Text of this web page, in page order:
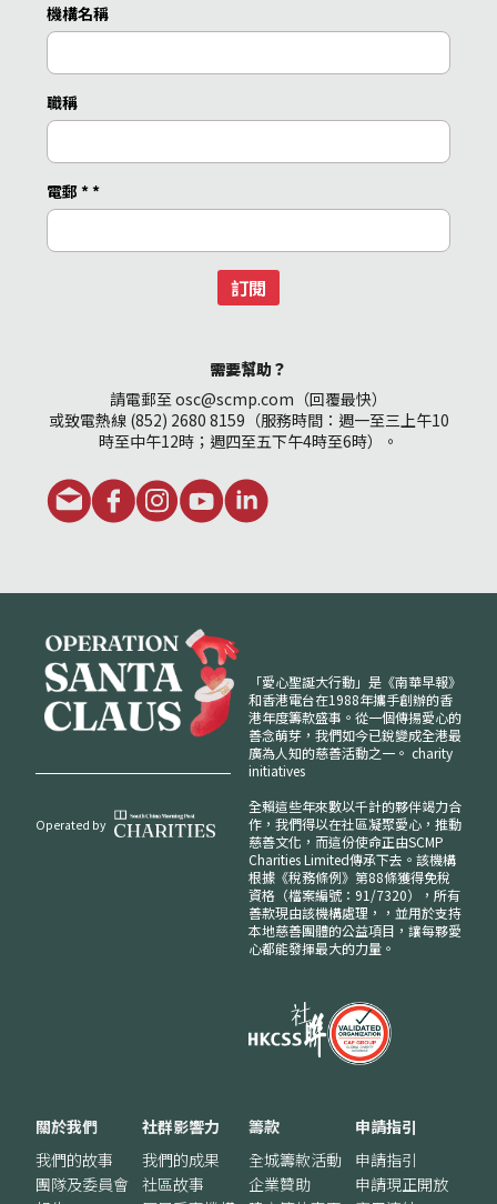
機構名稱
職稱
電郵 **
訂閱
需要幫助？
請電郵至 osc@scmp.com（回覆最快）
或致電熱線 (852) 2680 8159（服務時間：週一至三上午10
時至中午12時；週四至五下午4時至6時）。
Operated by
「愛心聖誕大行動」是《南華早報》
和香港電台在1988年攜手創辦的香
港年度籌款盛事。從一個傳揚愛心的
善念萌芽，我們如今已銳變成全港最
廣為人知的慈善活動之一。 charity
initiatives
全賴這些年來數以千計的夥伴竭力合
作，我們得以在社區凝聚愛心，推動
慈善文化，而這份使命正由SCMP
Charities Limited傳承下去。該機構
根據《稅務條例》第88條獲得免稅
資格（檔案編號：91/7320），所有
善款現由該機構處理，，並用於支持
本地慈善團體的公益項目，讓每夥愛
心都能發揮最大的力量。
關於我們
我們的故事
團隊及委員會
社群影響力
我們的成果
社區故事
籌款
全城籌款活動
企業贊助
申請指引
申請指引
申請現正開放